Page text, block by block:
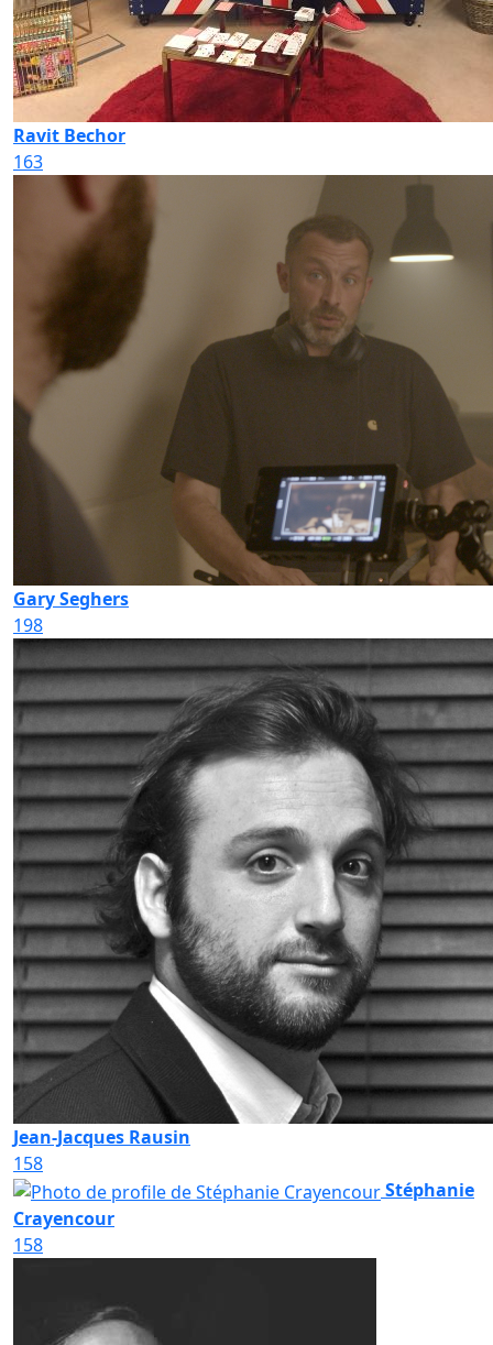
Ravit Bechor
163
Gary Seghers
198
Jean-Jacques Rausin
158
Stéphanie
Crayencour
158